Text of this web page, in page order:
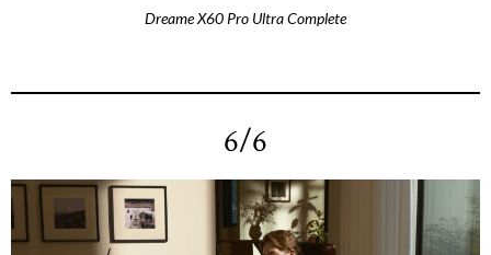
Dreame X60 Pro Ultra Complete
6/6